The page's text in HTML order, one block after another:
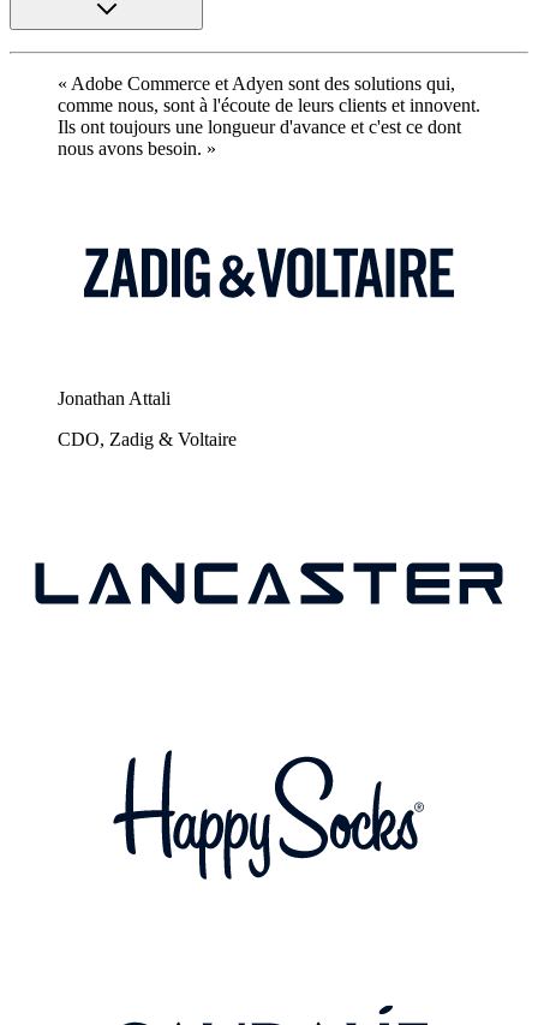
« Adobe Commerce et Adyen sont des solutions qui,
comme nous, sont à l'écoute de leurs clients et innovent.
Ils ont toujours une longueur d'avance et c'est ce dont
nous avons besoin. »
Jonathan Attali
CDO, Zadig & Voltaire